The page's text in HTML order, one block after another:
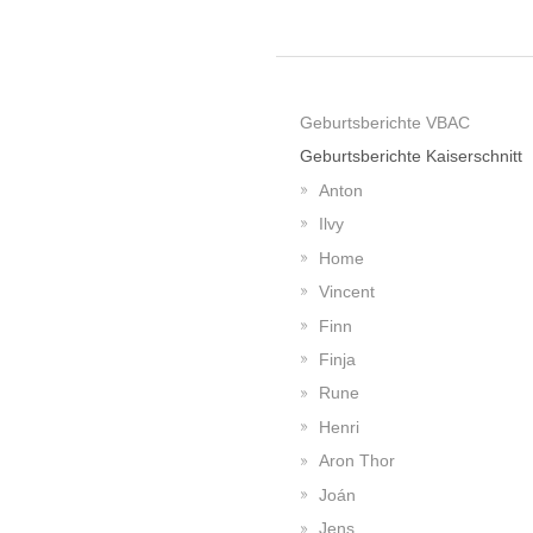
Geburtsberichte VBAC
Geburtsberichte Kaiserschnitt
Anton
Ilvy
Home
Vincent
Finn
Finja
Rune
Henri
Aron Thor
Joán
Jens